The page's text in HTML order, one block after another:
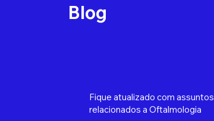
Blog
Fique atualizado com assuntos
relacionados a Oftalmologia